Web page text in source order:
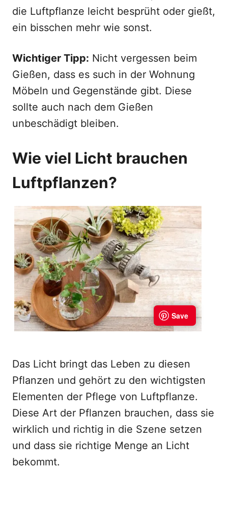
die Luftpflanze leicht besprüht oder gießt,
ein bisschen mehr wie sonst.
Wichtiger Tipp: Nicht vergessen beim
Gießen, dass es such in der Wohnung
Möbeln und Gegenstände gibt. Diese
sollte auch nach dem Gießen
unbeschädigt bleiben.
Wie viel Licht brauchen
Luftpflanzen?
Das Licht bringt das Leben zu diesen
Pflanzen und gehört zu den wichtigsten
Elementen der Pflege von Luftpflanze.
Diese Art der Pflanzen brauchen, dass sie
wirklich und richtig in die Szene setzen
und dass sie richtige Menge an Licht
bekommt.